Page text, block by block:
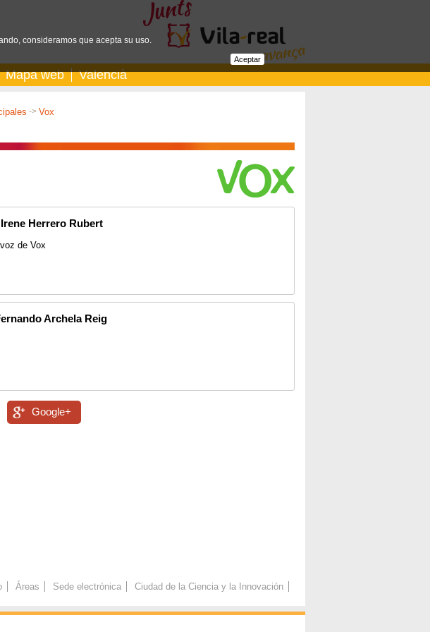
Mapa web Valencià
-> Vox
Herrero Rubert
de Vox
Archela Reig
Google+
Áreas Sede electrónica Ciudad de la Ciencia y la Innovación
consideramos que acepta su uso.
Aceptar